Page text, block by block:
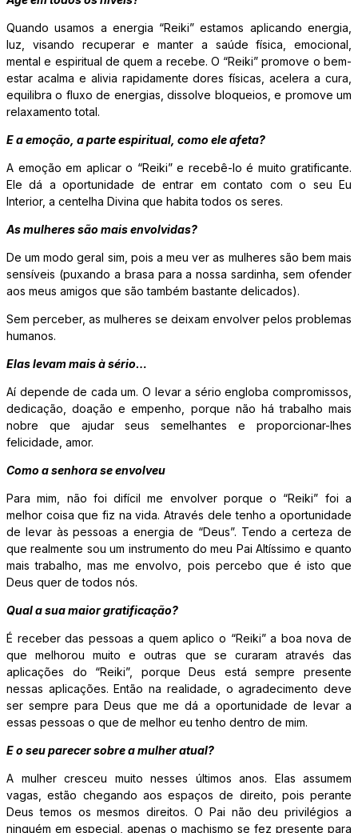
Quando usamos a energia “Reiki” estamos aplicando energia,
luz, visando recuperar e manter a saúde física, emocional,
mental e espiritual de quem a recebe. O “Reiki” promove o bem-
estar acalma e alivia rapidamente dores físicas, acelera a cura,
equilibra o fluxo de energias, dissolve bloqueios, e promove um
relaxamento total.
E a emoção, a parte espiritual, como ele afeta?
A emoção em aplicar o “Reiki” e recebê-lo é muito gratificante.
Ele dá a oportunidade de entrar em contato com o seu Eu
Interior, a centelha Divina que habita todos os seres.
As mulheres são mais envolvidas?
De um modo geral sim, pois a meu ver as mulheres são bem mais
sensíveis (puxando a brasa para a nossa sardinha, sem ofender
aos meus amigos que são também bastante delicados).
Sem perceber, as mulheres se deixam envolver pelos problemas
humanos.
Elas levam mais à sério…
Aí depende de cada um. O levar a sério engloba compromissos,
dedicação, doação e empenho, porque não há trabalho mais
nobre que ajudar seus semelhantes e proporcionar-lhes
felicidade, amor.
Como a senhora se envolveu
Para mim, não foi difícil me envolver porque o “Reiki” foi a
melhor coisa que fiz na vida. Através dele tenho a oportunidade
de levar às pessoas a energia de “Deus”. Tendo a certeza de
que realmente sou um instrumento do meu Pai Altíssimo e quanto
mais trabalho, mas me envolvo, pois percebo que é isto que
Deus quer de todos nós.
Qual a sua maior gratificação?
É receber das pessoas a quem aplico o “Reiki” a boa nova de
que melhorou muito e outras que se curaram através das
aplicações do “Reiki”, porque Deus está sempre presente
nessas aplicações. Então na realidade, o agradecimento deve
ser sempre para Deus que me dá a oportunidade de levar a
essas pessoas o que de melhor eu tenho dentro de mim.
E o seu parecer sobre a mulher atual?
A mulher cresceu muito nesses últimos anos. Elas assumem
vagas, estão chegando aos espaços de direito, pois perante
Deus temos os mesmos direitos. O Pai não deu privilégios a
ninguém em especial, apenas o machismo se fez presente para